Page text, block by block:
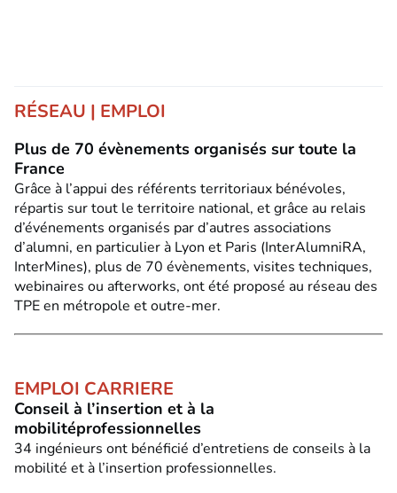
RÉSEAU | EMPLOI
Plus de 70 évènements organisés sur toute la
France
Grâce à l’appui des référents territoriaux bénévoles,
répartis sur tout le territoire national, et grâce au relais
d’événements organisés par d’autres associations
d’alumni, en particulier à Lyon et Paris (InterAlumniRA,
InterMines), plus de 70 évènements, visites techniques,
webinaires ou afterworks, ont été proposé au réseau des
TPE en métropole et outre-mer.
EMPLOI CARRIERE
Conseil à l’insertion et à la
mobilitéprofessionnelles
34 ingénieurs ont bénéficié d’entretiens de conseils à la
mobilité et à l’insertion professionnelles.